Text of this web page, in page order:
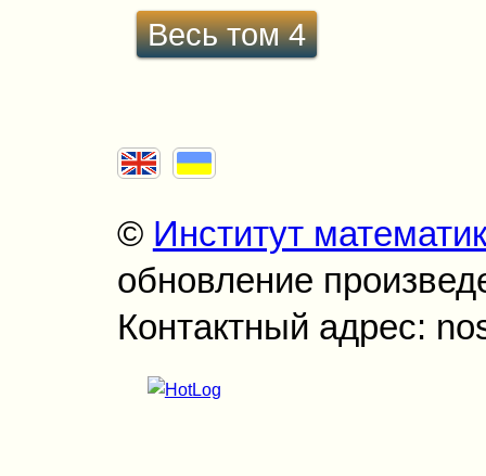
Весь том 4
© Институт
обновление
Контактный адрес: